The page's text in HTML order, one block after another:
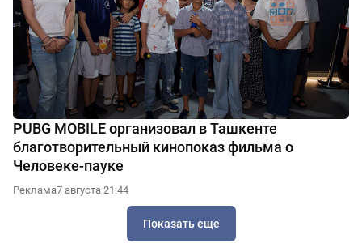
PUBG MOBILE организовал в Ташкенте
благотворительный кинопоказ фильма о
Человеке-пауке
Реклама7 августа 21:44
Показать еще